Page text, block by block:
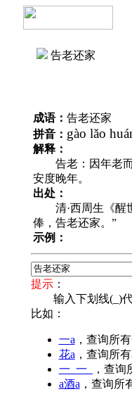
告老还家
成语： 告老还家
拼音： gào lǎo
解释：
告老：因年老而
安度晚年。
出处：
清·西周生《醒世
俸，告老还家。”
示例：
提示：
输入下划线(_)代
比如：
一a ，查询所
花a ，查询所
一_一_
，查
a酒a ，查询所